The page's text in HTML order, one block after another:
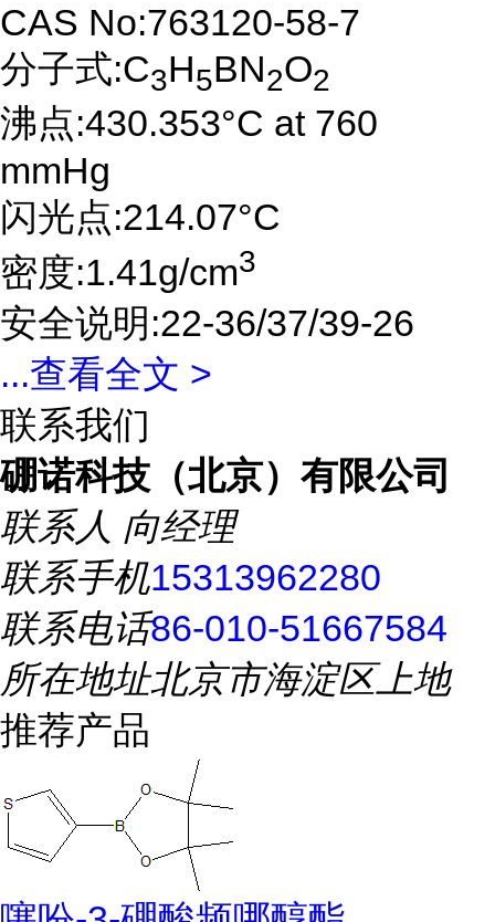
CAS No:763120-58-7
分子式:C3H5BN2O2
沸点:430.353°C at 760
mmHg
闪光点:214.07°C
密度:1.41g/cm3
安全说明:22-36/37/39-26
...查看全文 >
联系我们
硼诺科技（北京）有限公司
联系人 向经理
联系手机15313962280
联系电话86-010-51667584
所在地址北京市海淀区上地
推荐产品